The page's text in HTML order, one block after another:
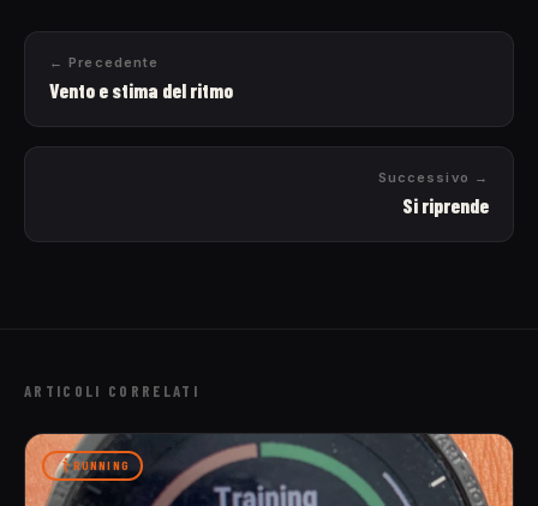
← Precedente
Vento e stima del ritmo
Successivo →
Si riprende
ARTICOLI CORRELATI
RUNNING